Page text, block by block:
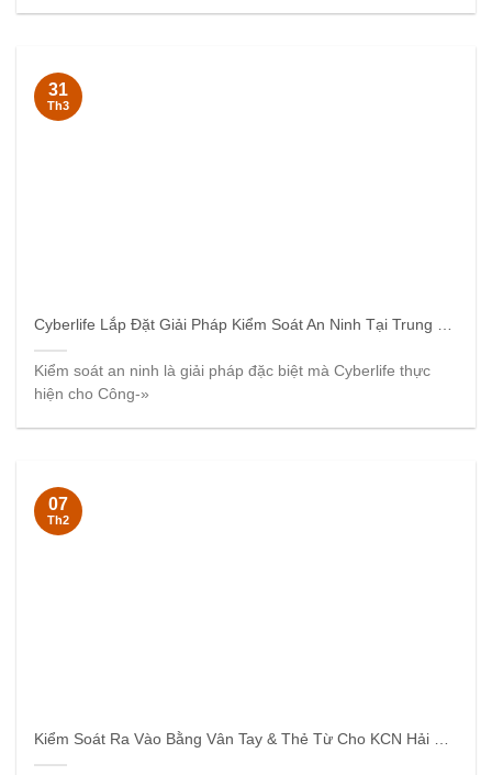
Kiểm soát an ninh là giải pháp đặc biệt mà Cyberlife thực
hiện cho Công-»
31
Th3
07
Th2